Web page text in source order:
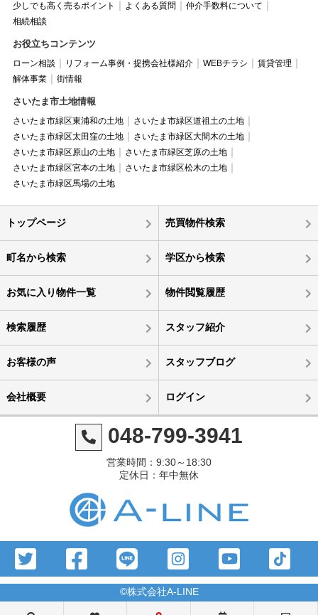
少しでも高く売るポイント
よくある質問
仲介手数料について
相続相談
お役立ちコンテンツ
ローン相談 リフォーム事例・提携会社様紹介 WEBチラシ
賃貸管理
解体事業
街情報
さいたま市土地情報
さいたま市緑区東浦和の土地
さいたま市緑区道祖土の土地
さいたま市緑区太田窪の土地
さいたま市緑区大間木の土地
さいたま市緑区原山の土地
さいたま市緑区芝原の土地
さいたま市緑区宮本の土地
さいたま市緑区松木の土地
さいたま市緑区馬場の土地
トップページ 売買物件検索
町名から検索 学区から検索
お気に入り物件一覧 物件閲覧履歴
検索履歴 スタッフ紹介
お客様の声 スタッフブログ
会社概要 ログイン
048-799-3941
営業時間：9:30～18:30
定休日：年中無休
©株式会社A-LINE